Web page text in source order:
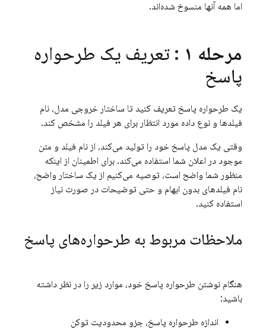
اما همه آنها منسوخ شده‌اند.
مرحله ۱
: تعریف یک طرحواره
پاسخ
یک طرحواره پاسخ تعریف کنید تا ساختار خروجی مدل، نام
فیلدها و نوع داده مورد انتظار برای هر فیلد را مشخص کند.
وقتی یک مدل پاسخ خود را تولید می‌کند، از نام فیلد و متن
موجود در اعلان شما استفاده می‌کند. برای اطمینان از اینکه
منظور شما واضح است، توصیه می‌کنیم از یک ساختار واضح،
نام فیلدهای بدون ابهام و حتی توضیحات در صورت نیاز
استفاده کنید.
ملاحظات مربوط به طرحواره‌های پاسخ
هنگام نوشتن طرحواره پاسخ خود، موارد زیر را در نظر داشته
باشید:
اندازه طرحواره پاسخ، جزو محدودیت توکن